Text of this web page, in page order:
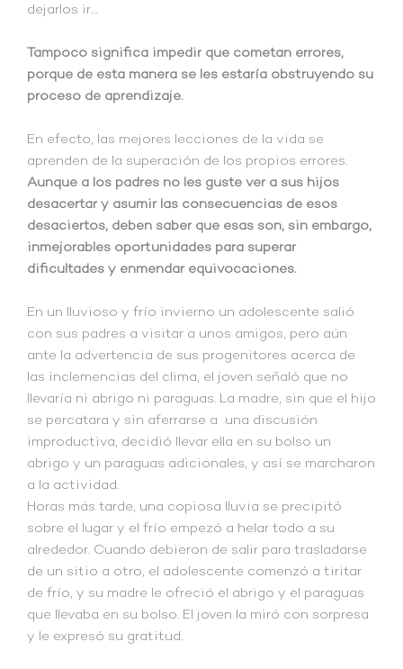
dejarlos ir…
Tampoco significa impedir que cometan errores,
porque de esta manera se les estaría obstruyendo su
proceso de aprendizaje.
En efecto, las mejores lecciones de la vida se
aprenden de la superación de los propios errores.
Aunque a los padres no les guste ver a sus hijos
desacertar y asumir las consecuencias de esos
desaciertos, deben saber que esas son, sin embargo,
inmejorables oportunidades para superar
dificultades y enmendar equivocaciones.
En un lluvioso y frío invierno un adolescente salió
con sus padres a visitar a unos amigos, pero aún
ante la advertencia de sus progenitores acerca de
las inclemencias del clima, el joven señaló que no
llevaría ni abrigo ni paraguas. La madre, sin que el hijo
se percatara y sin aferrarse a una discusión
improductiva, decidió llevar ella en su bolso un
abrigo y un paraguas adicionales, y así se marcharon
a la actividad.
Horas más tarde, una copiosa lluvia se precipitó
sobre el lugar y el frío empezó a helar todo a su
alrededor. Cuando debieron de salir para trasladarse
de un sitio a otro, el adolescente comenzó a tiritar
de frío, y su madre le ofreció el abrigo y el paraguas
que llevaba en su bolso. El joven la miró con sorpresa
y le expresó su gratitud.